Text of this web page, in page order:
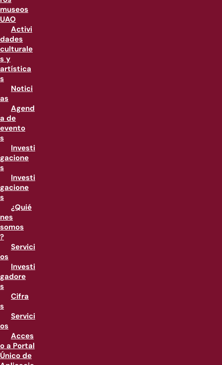
museos
UAO
Activi
dades
culturale
s y
artística
s
Notici
as
Agend
a de
evento
s
Investi
gacione
s
Investi
gacione
s
¿Quié
nes
somos
?
Servici
os
Investi
gadore
s
Cifra
s
Servici
os
Acces
o a Portal
Único de